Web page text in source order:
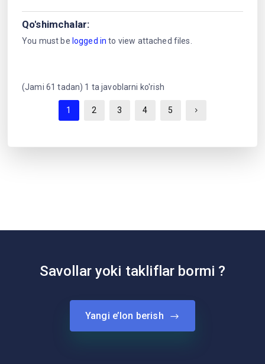
Qo'shimchalar:
You must be logged in to view attached files.
(Jami 61 tadan) 1 ta javoblarni ko'rish
1 2 3 4 5
Savollar yoki takliflar bormi ?
Yangi e’lon berish